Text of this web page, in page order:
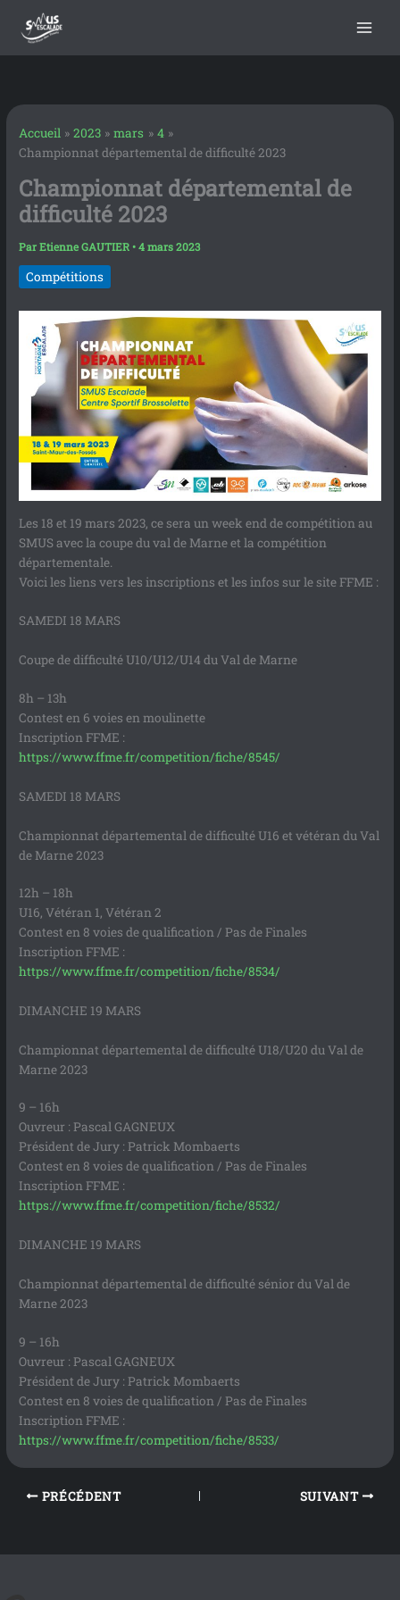
principal
contenu
Accueil 2023 mars
4
Championnat départemental de difficulté 2023
Championnat départemental de
difficulté 2023
ParEtienne GAUTIER•4 mars 2023
Compétitions
Les 18 et 19 mars 2023, ce sera un week end de compétition au
SMUS avec la coupe du val de Marne et la compétition
départementale.
Voici les liens vers les inscriptions et les infos sur le site FFME :
SAMEDI 18 MARS
Coupe de difficulté U10/U12/U14 du Val de Marne
8h – 13h
Contest en 6 voies en moulinette
Inscription FFME :
https://www.ffme.fr/competition/fiche/8545/
SAMEDI 18 MARS
Championnat départemental de difficulté U16 et vétéran du Val
de Marne 2023
12h – 18h
U16, Vétéran 1, Vétéran 2
Contest en 8 voies de qualification / Pas de Finales
Inscription FFME :
https://www.ffme.fr/competition/fiche/8534/
DIMANCHE 19 MARS
Championnat départemental de difficulté U18/U20 du Val de
Marne 2023
9 – 16h
Ouvreur : Pascal GAGNEUX
Président de Jury : Patrick Mombaerts
Contest en 8 voies de qualification / Pas de Finales
Inscription FFME :
https://www.ffme.fr/competition/fiche/8532/
DIMANCHE 19 MARS
Championnat départemental de difficulté sénior du Val de
Marne 2023
9 – 16h
Ouvreur : Pascal GAGNEUX
Président de Jury : Patrick Mombaerts
Contest en 8 voies de qualification / Pas de Finales
Inscription FFME :
https://www.ffme.fr/competition/fiche/8533/
PRÉCÉDENT SUIVANT